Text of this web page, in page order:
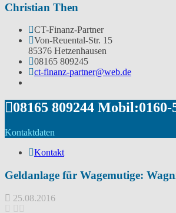
Christian Then
CT-Finanz-Partner
Von-Reuental-Str. 15
85376 Hetzenhausen
08165 809245
ct-finanz-partner@web.de
08165 809244 Mobil:0160-
Kontaktdaten
Kontakt
Geldanlage für Wagemutige:
25.08.2016